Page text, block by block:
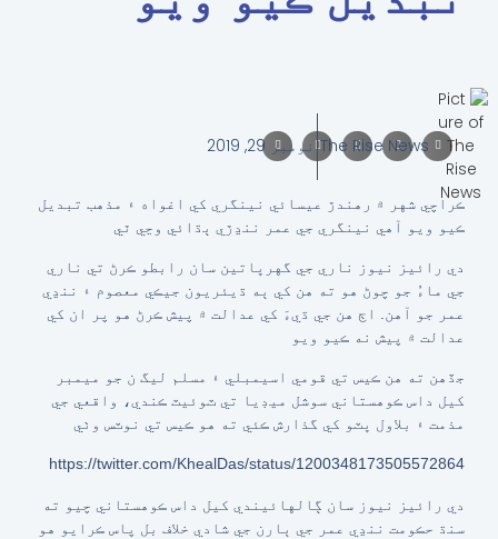
The Rise News نومبر 29, 2019
ڪراچي شهر ۾ رهندڙ عيسائي نينگري کي اغواه ۽ مذهب تبديل
ڪيو ويو آهي نينگري جي عمر ننڍڙي ٻڌائي وڃي ٿي
دي رائيز نيوز ناري جي گهرڀاتين سان رابطو ڪرڻ تي ناري
جي ماءُ جو چوڻ هو ته هن کي ٻه ڌيئريون جيڪي معصوم ۽ ننڍي
عمر جو آهن. اڄ هن جي ڌيءَ کي عدالت ۾ پيش ڪرڻ هو پر ان کي
عدالت ۾ پيش نه ڪيو ويو
جڏهن ته هن ڪيس تي قومي اسيمبلي ۽ مسلم ليگ ن جو ميمبر
کيل داس ڪوهستاني سوشل ميڊيا تي ٽوئيٽ ڪندي، واقعي جي
مذمت ۽ بلاول ڀٽو کي گذارش ڪئي ته هو ڪيس تي نوٽس وٺي
https://twitter.com/KhealDas/status/1200348173505572864
دي رائيز نيوز سان ڳالهائيندي کيل داس ڪوهستاني چيو ته
سنڌ حڪومت ننڍي عمر جي ٻارن جي شادي خلاف بل پاس ڪرايو هو